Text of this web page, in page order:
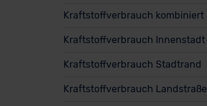
Kraftstoffverbrauch kombiniert
Kraftstoffverbrauch Innenstadt
Kraftstoffverbrauch Stadtrand
Kraftstoffverbrauch Landstraße